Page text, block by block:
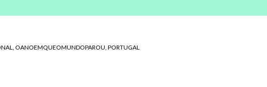
OANOEMQUEOMUNDOPAROU PORTUGAL